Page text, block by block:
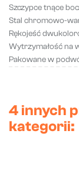
Szczypce tnące
Stal chromowo-
Rękojeść
Wytrzymałość na
Pakowane w
4 innych
kategorii: